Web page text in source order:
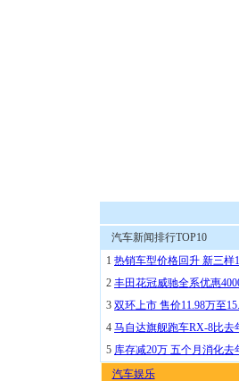
汽车新闻排行TOP10
1 热销车型价格回升 新三样
2 丰田花冠威驰全系优惠
3 双环上市 售价11.98万至
4 马自达旗舰跑车RX-8比去
5 库存减20万 五个月消化去
汽车娱乐